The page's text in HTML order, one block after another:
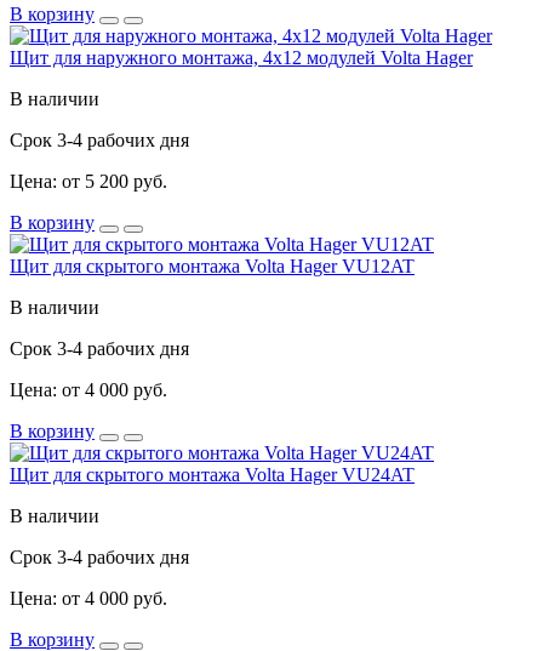
В корзину
Щит для наружного монтажа, 4x12 модулей Volta Hager
В наличии
Срок 3-4 рабочих дня
Цена: от 5 200 руб.
В корзину
Щит для скрытого монтажа Volta Hager VU12AT
В наличии
Срок 3-4 рабочих дня
Цена: от 4 000 руб.
В корзину
Щит для скрытого монтажа Volta Hager VU24AT
В наличии
Срок 3-4 рабочих дня
Цена: от 4 000 руб.
В корзину